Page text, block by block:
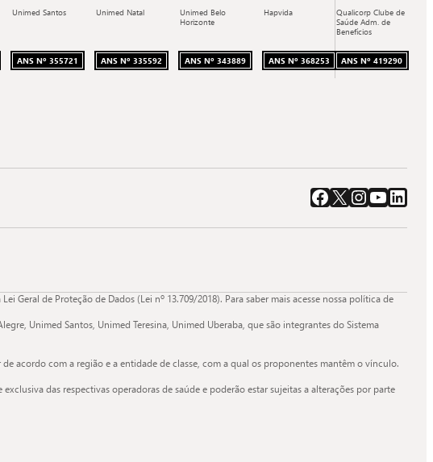
Unimed Santos
ANS Nº 355721
Unimed Natal
ANS Nº 335592
Unimed Belo
Horizonte
ANS Nº 343889
Hapvida
ANS Nº 368253
Qualicorp Clube de
Saúde Adm. de
Benefícios
ANS Nº 419290
Acessar o Facebook da Quali.
Acessar o X da Quali.
Acessar o Instagram da Quali.
Acessar o Youtube da Quali.Acessar o LinkedIn da
de Proteção de Dados (Lei nº 13.709/2018). Para saber mais acesse nossa política de
Unimed Santos, Unimed Teresina, Unimed Uberaba, que são integrantes do Sistema
acordo com a região e a entidade de classe, com a qual os proponentes mantêm o vínculo.
das respectivas operadoras de saúde e poderão estar sujeitas a alterações por parte